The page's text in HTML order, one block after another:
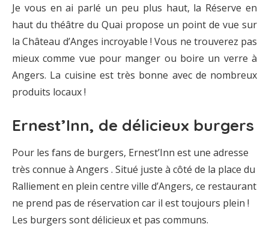
Je vous en ai parlé un peu plus haut, la Réserve en
haut du théâtre du Quai propose un point de vue sur
la Château d’Anges incroyable ! Vous ne trouverez pas
mieux comme vue pour manger ou boire un verre à
Angers. La cuisine est très bonne avec de nombreux
produits locaux !
Ernest’Inn, de délicieux burgers
Pour les fans de burgers, Ernest’Inn est une adresse
très connue à Angers . Situé juste à côté de la place du
Ralliement en plein centre ville d’Angers, ce restaurant
ne prend pas de réservation car il est toujours plein !
Les burgers sont délicieux et pas communs.